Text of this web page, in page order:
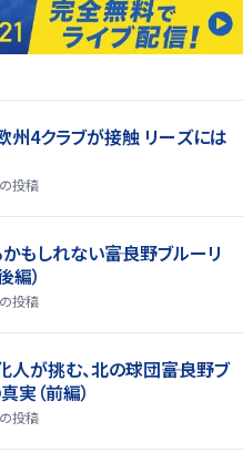
州4クラブが接触 リーズには
投稿
もしれない――富良野ブルーリ
編）
投稿
人が挑む、北の球団――富良野ブ
実（前編）
投稿